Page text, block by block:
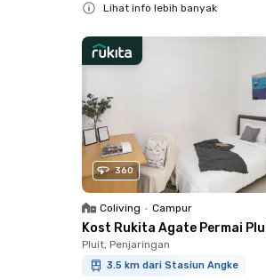
Lihat info lebih banyak
360
Coliving • Campur
Kost Rukita Agate Permai
Pluit, Penjaringan
3.5 km dari Stasiun Angke